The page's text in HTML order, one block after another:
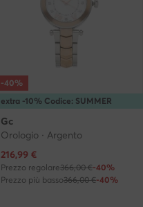
extra -10% Codice: SUMMER
-40%
Gc
Orologio · Argento
Prezzo attuale
216,99 €
Prezzo regolare366,00 €-40%
Prezzo più basso366,00 €-40%